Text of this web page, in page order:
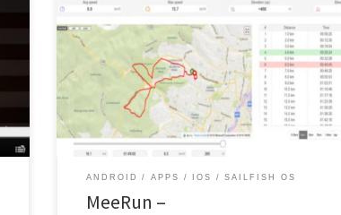
Die MeeRun App ist eine Sports Tracking App, die sich
durch Benutzerfreundlichkeit, Leistungsstärke und
Betriebssystemkompatibilität auszeichnet.
ANDROID APPS IOS SAILFISH OS
MeeRun –